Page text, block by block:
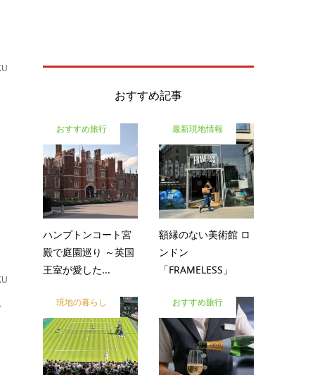
おすすめ記事
おすすめ旅行
ハンプトンコート宮
殿で庭園巡り ～英国
王室が愛した...
最新現地情報
額縁のない美術館 ロ
ンドン
「FRAMELESS」
現地の暮らし おすすめ旅行